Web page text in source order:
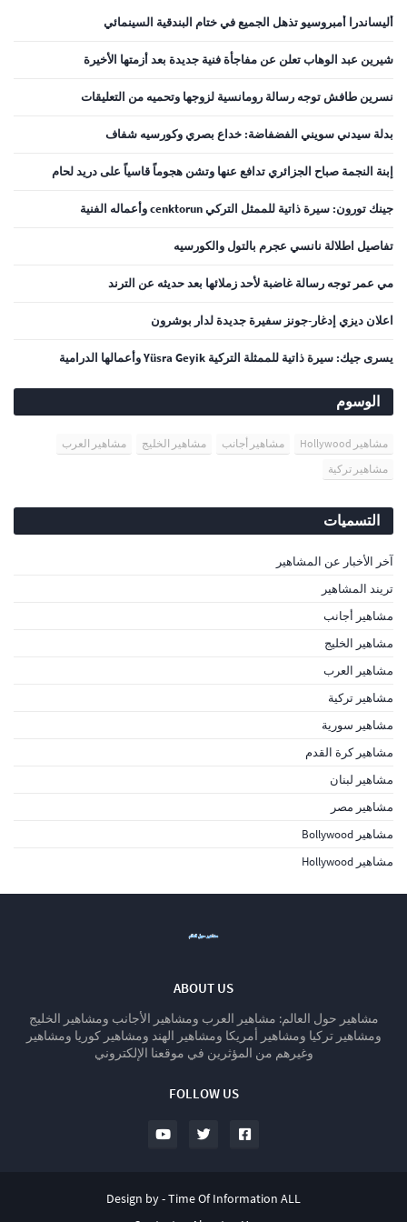
أليساندرا أمبروسيو تذهل الجميع في ختام البندقية السينمائي
شيرين عبد الوهاب تعلن عن مفاجأة فنية جديدة بعد أزمتها الأخيرة
نسرين طافش توجه رسالة رومانسية لزوجها وتحميه من التعليقات
بدلة سيدني سويني الفضفاضة: خداع بصري وكورسيه شفاف
إبنة النجمة صباح الجزائري تدافع عنها وتشن هجوماً قاسياً على دريد لحام
جينك تورون: سيرة ذاتية للممثل التركي cenktorun وأعماله الفنية
تفاصيل اطلالة نانسي عجرم بالتول والكورسيه
مي عمر توجه رسالة غاضبة لأحد زملائها بعد حديثه عن الترند
اعلان ديزي إدغار-جونز سفيرة جديدة لدار بوشرون
يسرى جيك: سيرة ذاتية للممثلة التركية Yüsra Geyik وأعمالها الدرامية
الوسوم
مشاهير Hollywood مشاهير أجانب مشاهير الخليج
مشاهير العرب
مشاهير تركية
التسميات
آخر الأخبار عن المشاهير
تريند المشاهير
مشاهير أجانب
مشاهير الخليج
مشاهير العرب
مشاهير تركية
مشاهير سورية
مشاهير كرة القدم
مشاهير لبنان
مشاهير مصر
مشاهير Bollywood
مشاهير Hollywood
ABOUT US
مشاهير حول العالم: مشاهير العرب ومشاهير الأجانب ومشاهير الخليج
ومشاهير تركيا ومشاهير أمريكا ومشاهير الهند ومشاهير كوريا ومشاهير
وغيرهم من المؤثرين في موقعنا الإلكتروني
FOLLOW US
Design by -Time Of Information ALL